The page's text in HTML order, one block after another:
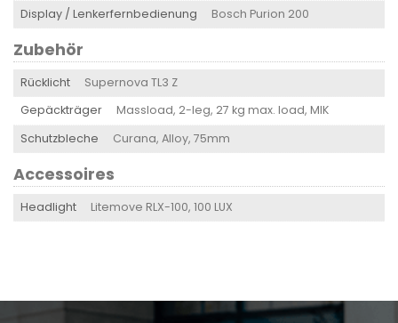
Display / Lenkerfernbedienung
Bosch Purion 200
Zubehör
Rücklicht
Supernova TL3 Z
Gepäckträger
Massload, 2-leg, 27 kg max. load, MIK
Schutzbleche
Curana, Alloy, 75mm
Accessoires
Headlight Litemove RLX-100, 100 LUX